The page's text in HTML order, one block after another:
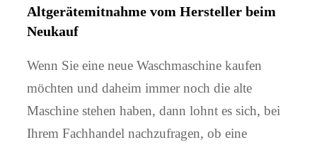
Altgerätemitnahme vom Hersteller beim
Neukauf
Wenn Sie eine neue Waschmaschine kaufen
möchten und daheim immer noch die alte
Maschine stehen haben, dann lohnt es sich, bei
Ihrem Fachhandel nachzufragen, ob eine